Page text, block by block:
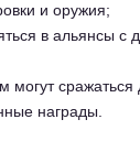
и оружия;
в альянсы с
могут сражаться
награды.